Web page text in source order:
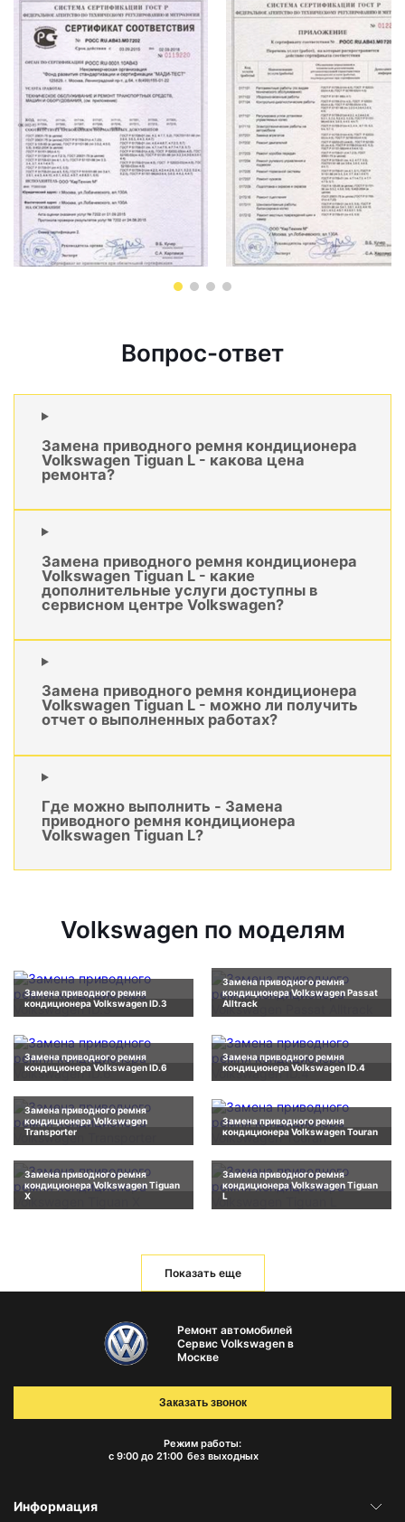
Вопрос-ответ
Замена приводного ремня кондиционера
Volkswagen Tiguan L - какова цена
ремонта?
Замена приводного ремня кондиционера
Volkswagen Tiguan L - какие
дополнительные услуги доступны в
сервисном центре Volkswagen?
Замена приводного ремня кондиционера
Volkswagen Tiguan L - можно ли получить
отчет о выполненных работах?
Где можно выполнить - Замена
приводного ремня кондиционера
Volkswagen Tiguan L?
Volkswagen по моделям
Замена приводного ремня
кондиционера Volkswagen ID.3
Замена приводного ремня
кондиционера Volkswagen Passat
Alltrack
Замена приводного ремня
кондиционера Volkswagen ID.6
Замена приводного ремня
кондиционера Volkswagen ID.4
Замена приводного ремня
кондиционера Volkswagen
Transporter
Замена приводного ремня
кондиционера Volkswagen Touran
Замена приводного ремня
кондиционера Volkswagen Tiguan
X
Замена приводного ремня
кондиционера Volkswagen Tiguan
L
Показать еще
Ремонт автомобилей
Сервис Volkswagen в
Москве
Режим работы:
с 9:00 до 21:00 без выходных
Заказать звонок
Информация